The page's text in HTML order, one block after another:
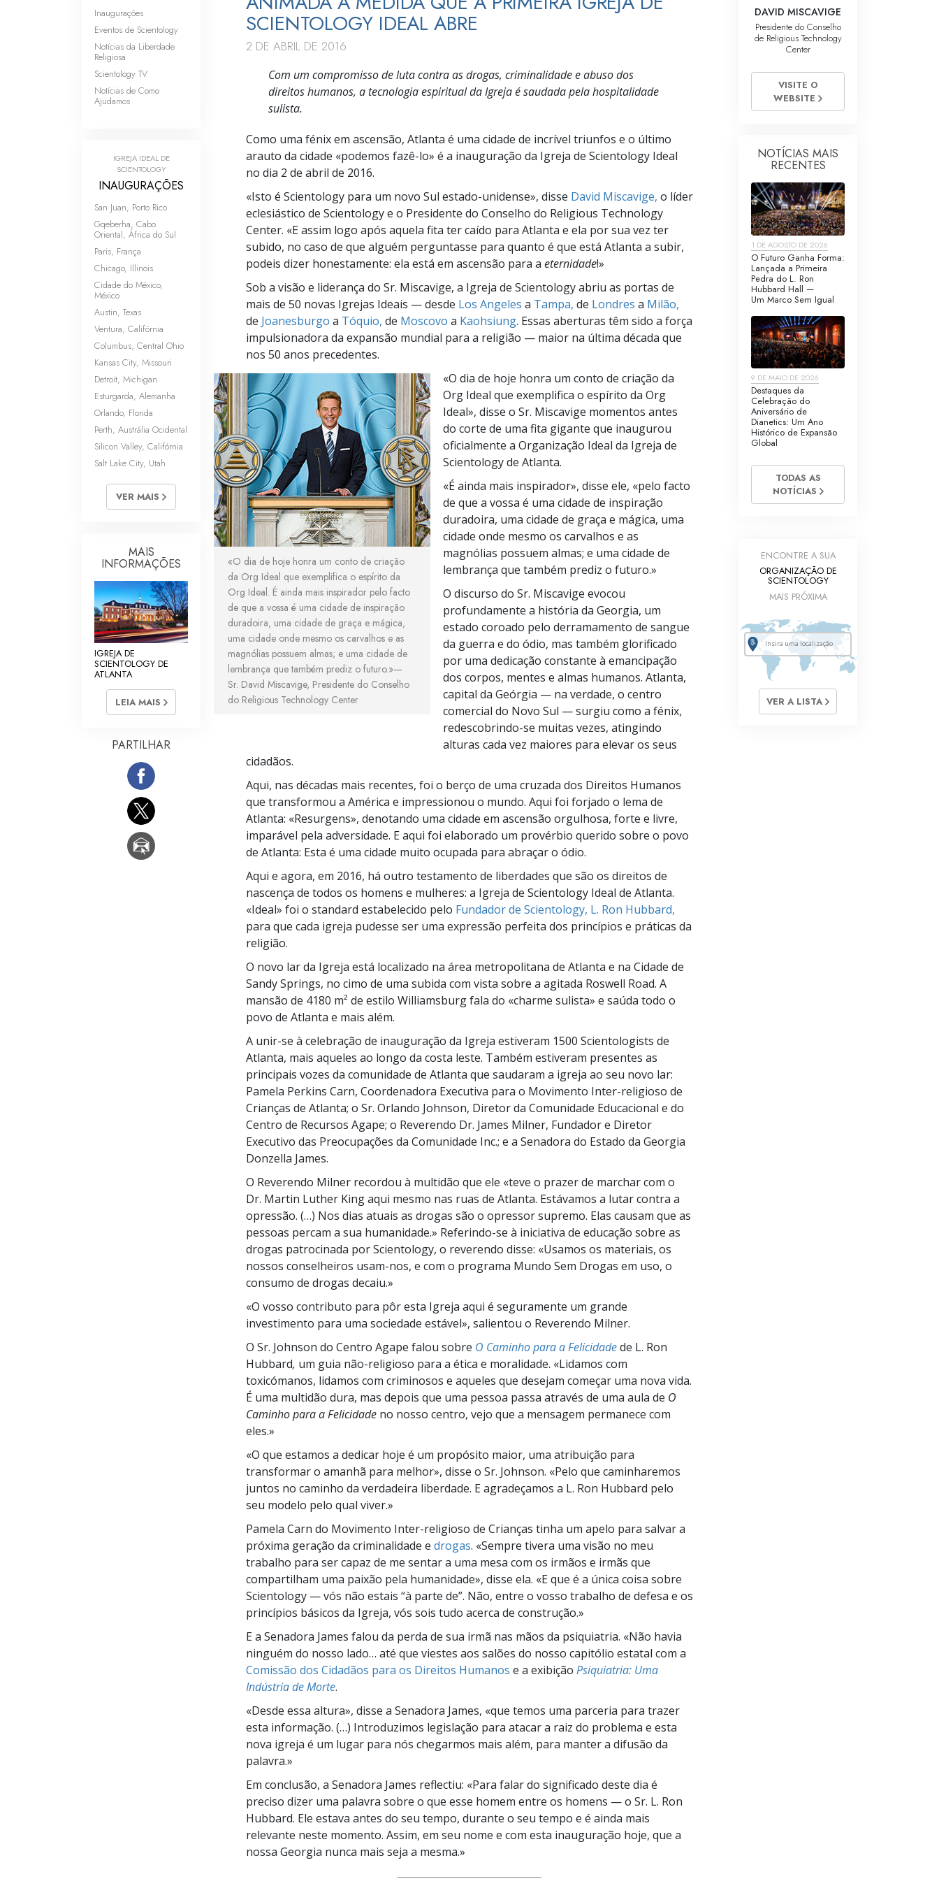
SCIENTOLOGY IDEAL ABRE
2 DE ABRIL DE 2016
Com um compromisso de luta contra as drogas, criminalidade e abuso dos
direitos humanos, a tecnologia espiritual da Igreja é saudada pela hospitalidade
sulista.
Como uma fénix em ascensão, Atlanta é uma cidade de incrível triunfos e o último
arauto da cidade «podemos fazê-lo» é a inauguração da Igreja de Scientology Ideal
no dia 2 de abril de 2016.
«Isto é Scientology para um novo Sul estado-unidense», disse David Miscavige, o líder
eclesiástico de Scientology e o Presidente do Conselho do Religious Technology
Center. «E assim logo após aquela fita ter caído para Atlanta e ela por sua vez ter
subido, no caso de que alguém perguntasse para quanto é que está Atlanta a subir,
podeis dizer honestamente: ela está em ascensão para a eternidade!»
Sob a visão e liderança do Sr. Miscavige, a Igreja de Scientology abriu as portas de
mais de 50 novas Igrejas Ideais — desde Los Angeles a Tampa, de Londres a Milão,
de Joanesburgo a Tóquio, de Moscovo a Kaohsiung. Essas aberturas têm sido a força
impulsionadora da expansão mundial para a religião — maior na última década que
nos 50 anos precedentes.
«O dia de hoje honra um conto de criação
da Org Ideal que exemplifica o espírito da
Org Ideal. É ainda mais inspirador pelo facto
de que a vossa é uma cidade de inspiração
duradoira, uma cidade de graça e mágica,
uma cidade onde mesmo os carvalhos e as
magnólias possuem almas; e uma cidade de
lembrança que também prediz o futuro.»—
Sr. David Miscavige, Presidente do Conselho
do Religious Technology Center
«O dia de hoje honra um conto de criação da
Org Ideal que exemplifica o espírito da Org
Ideal», disse o Sr. Miscavige momentos antes
do corte de uma fita gigante que inaugurou
oficialmente a Organização Ideal da Igreja de
Scientology de Atlanta.
«É ainda mais inspirador», disse ele, «pelo facto
de que a vossa é uma cidade de inspiração
duradoira, uma cidade de graça e mágica, uma
cidade onde mesmo os carvalhos e as
magnólias possuem almas; e uma cidade de
lembrança que também prediz o futuro.»
O discurso do Sr. Miscavige evocou
profundamente a história da Georgia, um
estado coroado pelo derramamento de sangue
da guerra e do ódio, mas também glorificado
por uma dedicação constante à emancipação
dos corpos, mentes e almas humanos. Atlanta,
capital da Geórgia — na verdade, o centro
comercial do Novo Sul — surgiu como a fénix,
redescobrindo-se muitas vezes, atingindo
alturas cada vez maiores para elevar os seus
cidadãos.
Aqui, nas décadas mais recentes, foi o berço de uma cruzada dos Direitos Humanos
que transformou a América e impressionou o mundo. Aqui foi forjado o lema de
Atlanta: «Resurgens», denotando uma cidade em ascensão orgulhosa, forte e livre,
imparável pela adversidade. E aqui foi elaborado um provérbio querido sobre o povo
de Atlanta: Esta é uma cidade muito ocupada para abraçar o ódio.
Aqui e agora, em 2016, há outro testamento de liberdades que são os direitos de
nascença de todos os homens e mulheres: a Igreja de Scientology Ideal de Atlanta.
«Ideal» foi o standard estabelecido pelo Fundador de Scientology, L. Ron Hubbard,
para que cada igreja pudesse ser uma expressão perfeita dos princípios e práticas da
religião.
O novo lar da Igreja está localizado na área metropolitana de Atlanta e na Cidade de
Sandy Springs, no cimo de uma subida com vista sobre a agitada Roswell Road. A
mansão de 4180 m² de estilo Williamsburg fala do «charme sulista» e saúda todo o
povo de Atlanta e mais além.
A unir-se à celebração de inauguração da Igreja estiveram 1500 Scientologists de
Atlanta, mais aqueles ao longo da costa leste. Também estiveram presentes as
principais vozes da comunidade de Atlanta que saudaram a igreja ao seu novo lar:
Pamela Perkins Carn, Coordenadora Executiva para o Movimento Inter-religioso de
Crianças de Atlanta; o Sr. Orlando Johnson, Diretor da Comunidade Educacional e do
Centro de Recursos Agape; o Reverendo Dr. James Milner, Fundador e Diretor
Executivo das Preocupações da Comunidade Inc.; e a Senadora do Estado da Georgia
Donzella James.
O Reverendo Milner recordou à multidão que ele «teve o prazer de marchar com o
Dr. Martin Luther King aqui mesmo nas ruas de Atlanta. Estávamos a lutar contra a
opressão. (…) Nos dias atuais as drogas são o opressor supremo. Elas causam que as
pessoas percam a sua humanidade.» Referindo-se à iniciativa de educação sobre as
drogas patrocinada por Scientology, o reverendo disse: «Usamos os materiais, os
nossos conselheiros usam-nos, e com o programa Mundo Sem Drogas em uso, o
consumo de drogas decaiu.»
«O vosso contributo para pôr esta Igreja aqui é seguramente um grande
investimento para uma sociedade estável», salientou o Reverendo Milner.
O Sr. Johnson do Centro Agape falou sobre O Caminho para a Felicidadede L. Ron
Hubbard, um guia não-religioso para a ética e moralidade. «Lidamos com
toxicómanos, lidamos com criminosos e aqueles que desejam começar uma nova vida.
É uma multidão dura, mas depois que uma pessoa passa através de uma aula de O
Caminho para a Felicidade no nosso centro, vejo que a mensagem permanece com
eles.»
«O que estamos a dedicar hoje é um propósito maior, uma atribuição para
transformar o amanhã para melhor», disse o Sr. Johnson. «Pelo que caminharemos
juntos no caminho da verdadeira liberdade. E agradeçamos a L. Ron Hubbard pelo
seu modelo pelo qual viver.»
Pamela Carn do Movimento Inter-religioso de Crianças tinha um apelo para salvar a
próxima geração da criminalidade e drogas. «Sempre tivera uma visão no meu
trabalho para ser capaz de me sentar a uma mesa com os irmãos e irmãs que
compartilham uma paixão pela humanidade», disse ela. «E que é a única coisa sobre
Scientology — vós não estais “à parte de”. Não, entre o vosso trabalho de defesa e os
princípios básicos da Igreja, vós sois tudo acerca de construção.»
E a Senadora James falou da perda de sua irmã nas mãos da psiquiatria. «Não havia
ninguém do nosso lado… até que viestes aos salões do nosso capitólio estatal com a
Comissão dos Cidadãos para os Direitos Humanos e a exibição Psiquiatria: Uma
Indústria de Morte.
«Desde essa altura», disse a Senadora James, «que temos uma parceria para trazer
esta informação. (…) Introduzimos legislação para atacar a raiz do problema e esta
nova igreja é um lugar para nós chegarmos mais além, para manter a difusão da
palavra.»
Em conclusão, a Senadora James reflectiu: «Para falar do significado deste dia é
preciso dizer uma palavra sobre o que esse homem entre os homens — o Sr. L. Ron
Hubbard. Ele estava antes do seu tempo, durante o seu tempo e é ainda mais
relevante neste momento. Assim, em seu nome e com esta inauguração hoje, que a
nossa Georgia nunca mais seja a mesma.»
Inaugurações
Eventos de Scientology
Notícias da Liberdade
Religiosa
Scientology TV
Notícias de Como
Ajudamos
IGREJA IDEAL DE
SCIENTOLOGY
INAUGURAÇÕES
San Juan, Porto Rico
Gqeberha, Cabo
Oriental, África do Sul
Paris, França
Chicago, Illinois
Cidade do México,
México
Austin, Texas
Ventura, Califórnia
Columbus, Central Ohio
Kansas City, Missouri
Detroit, Michigan
Esturgarda, Alemanha
Orlando, Florida
Perth, Austrália Ocidental
Silicon Valley, Califórnia
Salt Lake City, Utah
VER MAIS
MAIS
INFORMAÇÕES
IGREJA DE
SCIENTOLOGY DE
ATLANTA
LEIA MAIS
PARTILHAR
DAVID MISCAVIGE
Presidente do Conselho
de Religious Technology
Center
VISITE O
WEBSITE
NOTÍCIAS MAIS
RECENTES
1 DE AGOSTO DE 2026
O Futuro Ganha Forma:
Lançada a Primeira
Pedra do L. Ron
Hubbard Hall —
Um Marco Sem Igual
9 DE MAIO DE 2026
Destaques da
Celebração do
Aniversário de
Dianetics: Um Ano
Histórico de Expansão
Global
TODAS AS
NOTÍCIAS
ENCONTRE A SUA
ORGANIZAÇÃO DE
SCIENTOLOGY
MAIS PRÓXIMA
VER A LISTA